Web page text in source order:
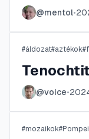
@mentol•
#áldozat#aztékok#
@voice•
#mozaikok#Pompei